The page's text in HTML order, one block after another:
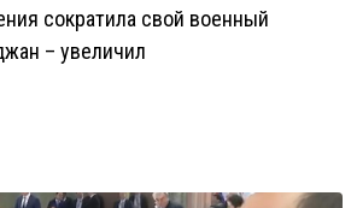
сократила свой военный
– увеличил